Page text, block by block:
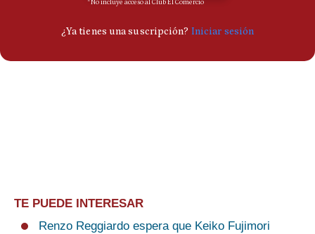
TE PUEDE INTERESAR
Renzo Reggiardo espera que Keiko Fujimori